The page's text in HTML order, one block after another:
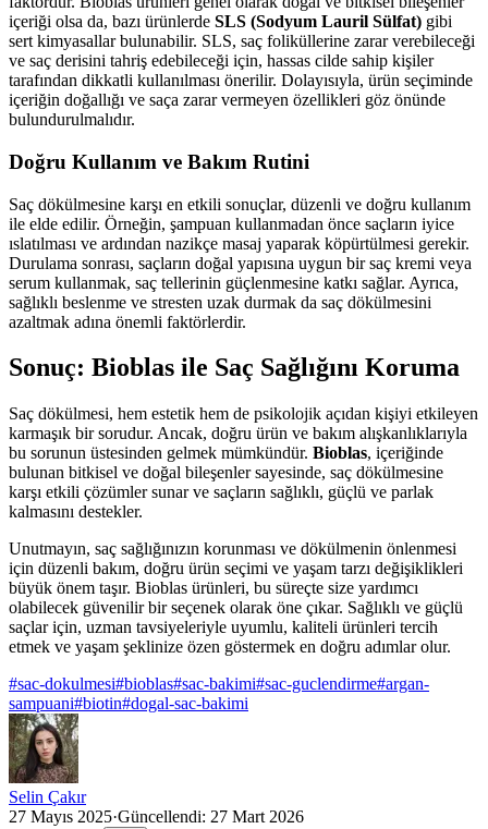
içeriği olsa da, bazı ürünlerde SLS (Sodyum Lauril Sülfat) gibi
sert kimyasallar bulunabilir. SLS, saç foliküllerine zarar verebileceği
ve saç derisini tahriş edebileceği için, hassas cilde sahip kişiler
tarafından dikkatli kullanılması önerilir. Dolayısıyla, ürün seçiminde
içeriğin doğallığı ve saça zarar vermeyen özellikleri göz önünde
bulundurulmalıdır.
Doğru Kullanım ve Bakım Rutini
Saç dökülmesine karşı en etkili sonuçlar, düzenli ve doğru kullanım
ile elde edilir. Örneğin, şampuan kullanmadan önce saçların iyice
ıslatılması ve ardından nazikçe masaj yaparak köpürtülmesi gerekir.
Durulama sonrası, saçların doğal yapısına uygun bir saç kremi veya
serum kullanmak, saç tellerinin güçlenmesine katkı sağlar. Ayrıca,
sağlıklı beslenme ve stresten uzak durmak da saç dökülmesini
azaltmak adına önemli faktörlerdir.
Sonuç: Bioblas ile Saç Sağlığını Koruma
Saç dökülmesi, hem estetik hem de psikolojik açıdan kişiyi etkileyen
karmaşık bir sorudur. Ancak, doğru ürün ve bakım alışkanlıklarıyla
bu sorunun üstesinden gelmek mümkündür. Bioblas, içeriğinde
bulunan bitkisel ve doğal bileşenler sayesinde, saç dökülmesine
karşı etkili çözümler sunar ve saçların sağlıklı, güçlü ve parlak
kalmasını destekler.
Unutmayın, saç sağlığınızın korunması ve dökülmenin önlenmesi
için düzenli bakım, doğru ürün seçimi ve yaşam tarzı değişiklikleri
büyük önem taşır. Bioblas ürünleri, bu süreçte size yardımcı
olabilecek güvenilir bir seçenek olarak öne çıkar. Sağlıklı ve güçlü
saçlar için, uzman tavsiyeleriyle uyumlu, kaliteli ürünleri tercih
etmek ve yaşam şeklinize özen göstermek en doğru adımlar olur.
#sac-dokulmesi#bioblas#sac-bakimi#sac-guclendirme#argan-
sampuani#biotin#dogal-sac-bakimi
Selin Çakır
27 Mayıs 2025·Güncellendi: 27 Mart 2026